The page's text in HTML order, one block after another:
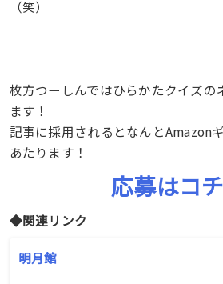
（笑）
枚方つーしんではひらかたクイズの
ます！
記事に採用されるとなんとAmazon
あたります！
応募はコ
◆関連リンク
明月館